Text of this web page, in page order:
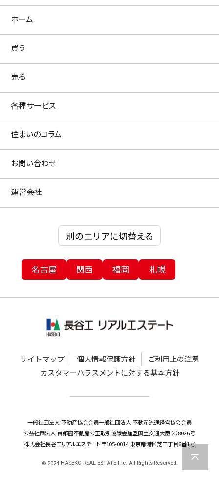
ホーム
買う
売る
各種サービス
住まいのコラム
お問い合わせ
運営会社
別のエリアに切替える
名古屋 関西 福岡 札幌
サイトマップ 個人情報保護方針
ご利用上の注意
カスタマーハラスメントに対する基本方針
一般社団法人 不動産協会会員一般社団法人 不動産流通経営協会会員
公益社団法人 首都圏不動産公正取引協議会加盟国土交通大臣（4）8026号
株式会社長谷工リアルエステート 〒105-0014 東京都港区芝二丁目6番1号
© 2024HASEKO REAL ESTATE Inc. All Rights Reserved.